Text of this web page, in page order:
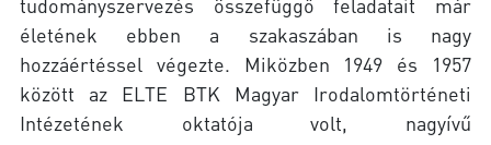
életének ebben a szakaszában is nagy
hozzáértéssel végezte. Miközben 1949 és 1957
között az ELTE BTK Magyar Irodalomtörténeti
Intézetének oktatója volt, nagyívű